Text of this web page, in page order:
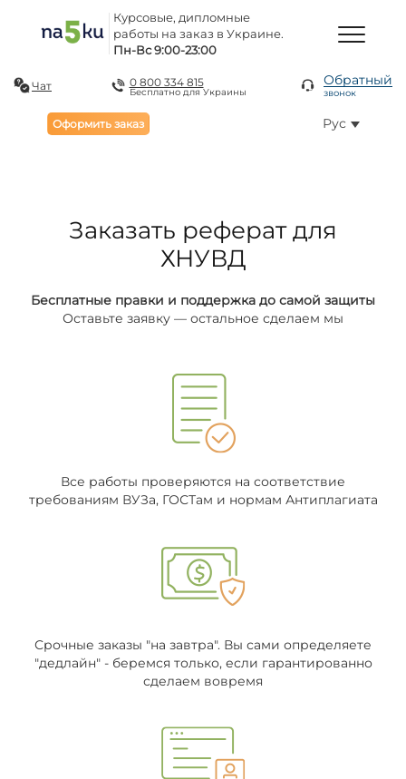
Курсовые, дипломные
работы на заказ в Украине.
Пн-Вс 9:00-23:00
Чат 0 800 334 815
Бесплатно для Украины
Обратный
звонок
Оформить заказ Рус
Заказать реферат для
ХНУВД
Бесплатные правки и поддержка до самой защиты
Оставьте заявку — остальное сделаем мы
Все работы проверяются на соответствие
требованиям ВУЗа, ГОСТам и нормам Антиплагиата
Срочные заказы "на завтра". Вы сами определяете
"дедлайн" - беремся только, если гарантированно
сделаем вовремя